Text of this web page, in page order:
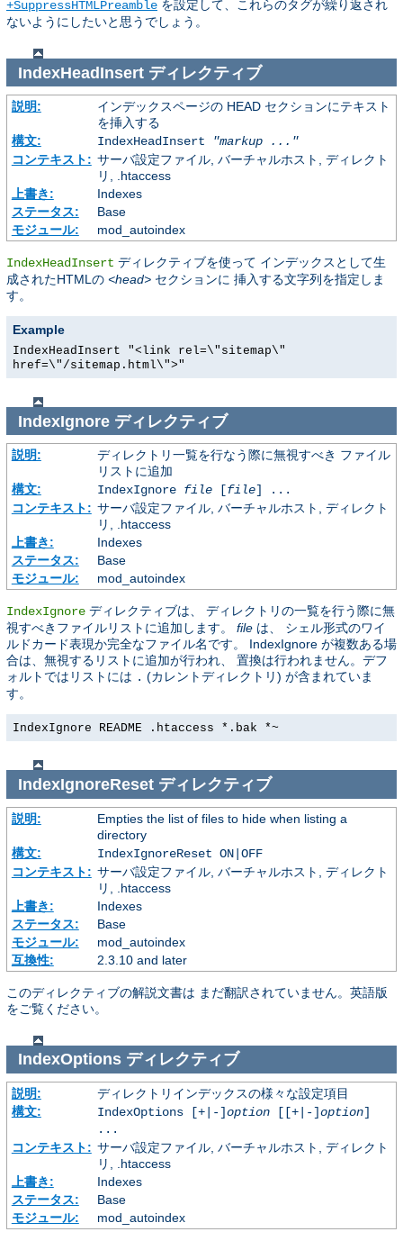
+SuppressHTMLPreamble を設定して、これらのタグが繰り返され
ないようにしたいと思うでしょう。
IndexHeadInsertディレクティブ
説明:
インデックスページの HEAD セクションにテキスト
を挿入する
構文:
IndexHeadInsert
"markup ..."
コンテキスト: サーバ設定ファイル, バーチャルホスト, ディレクト
リ, .htaccess
上書き:
Indexes
ステータス:
Base
モジュール:
mod_autoindex
IndexHeadInsert ディレクティブを使って インデックスとして生
成されたHTMLの <head> セクションに 挿入する文字列を指定しま
す。
Example
IndexHeadInsert "<link rel=\"sitemap\"
href=\"/sitemap.html\">"
IndexIgnoreディレクティブ
説明:
ディレクトリ一覧を行なう際に無視すべき ファイル
リストに追加
構文:
IndexIgnore file[file] ...
コンテキスト: サーバ設定ファイル, バーチャルホスト, ディレクト
リ, .htaccess
上書き:
Indexes
ステータス:
Base
モジュール:
mod_autoindex
IndexIgnore ディレクティブは、 ディレクトリの一覧を行う際に無
視すべきファイルリストに追加します。 file は、 シェル形式のワイ
ルドカード表現か完全なファイル名です。 IndexIgnore が複数ある場
合は、無視するリストに追加が行われ、 置換は行われません。デフ
ォルトではリストには . (カレントディレクトリ) が含まれていま
す。
IndexIgnore README .htaccess *.bak *~
IndexIgnoreResetディレクティブ
説明:
Empties the list of files to hide when listing a
directory
構文:
IndexIgnoreReset ON|OFF
コンテキスト: サーバ設定ファイル, バーチャルホスト, ディレクト
リ, .htaccess
上書き:
Indexes
ステータス:
Base
モジュール:
mod_autoindex
互換性:
2.3.10 and later
このディレクティブの解説文書は まだ翻訳されていません。英語版
をご覧ください。
IndexOptionsディレクティブ
説明:
ディレクトリインデックスの様々な設定項目
構文:
IndexOptions [+|-]option[[+|-]option]
...
コンテキスト: サーバ設定ファイル, バーチャルホスト, ディレクト
リ, .htaccess
上書き:
Indexes
ステータス:
Base
モジュール:
mod_autoindex